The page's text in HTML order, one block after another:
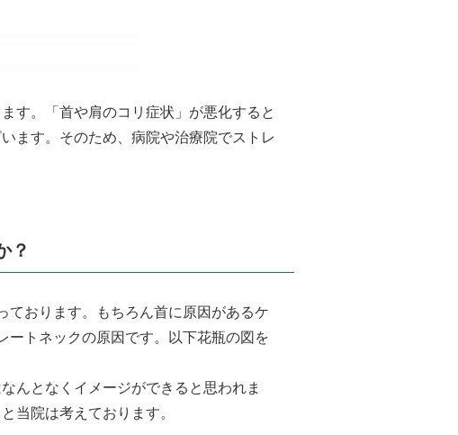
す。「首や肩のコリ症状」が悪化すると
ます。そのため、病院や治療院でストレ
？
ております。もちろん首に原因があるケ
ートネックの原因です。以下花瓶の図を
んとなくイメージができると思われま
当院は考えております。